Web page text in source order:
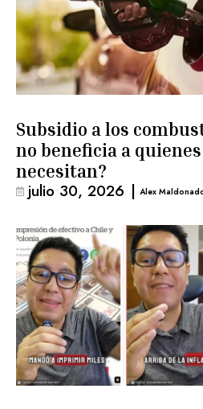
Subsidio a los
no beneficia a
necesitan?
julio 30, 2026 | Alex